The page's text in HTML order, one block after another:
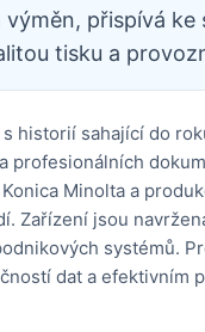
přispívá ke
tisku a
historií sahající do
profesionálních
Minolta a
Zařízení jsou
systémů.
dat a efektivním